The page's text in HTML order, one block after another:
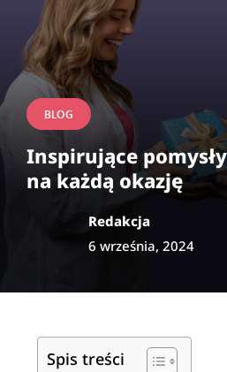
BLOG
Inspirujące
na każdą okazję
Redakcja
6 września, 2024
Spis treści